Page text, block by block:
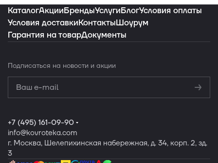
ваш интерьер
Заказать подборку
КаталогАкцииБрендыУслугиБлогУсловия оплаты
Условия доставкиКонтактыШоурум
Гарантия на товарДокументы
Подписаться на новости и акции
конфиденциальности
Обработку
персональных данных
+7 (495) 161-09-90
info@kovroteka.com
г. Москва, Шелепихинская набережная, д. 34, корп. 2, зд.
3